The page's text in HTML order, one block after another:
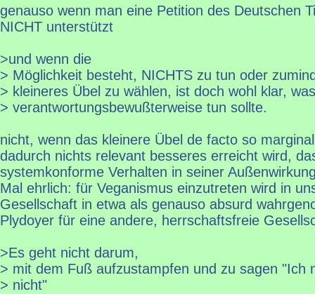
genauso wenn man eine Petition des Deutschen
NICHT unterstützt
>und wenn die
> Möglichkeit besteht, NICHTS zu tun oder
> kleineres Übel zu wählen, ist doch wohl klar,
> verantwortungsbewußterweise tun sollte.
nicht, wenn das kleinere Übel de facto so
dadurch nichts relevant besseres erreicht wird,
systemkonforme Verhalten in seiner
Mal ehrlich: für Veganismus einzutreten wird in
Gesellschaft in etwa als genauso absurd
Plydoyer für eine andere, herrschaftsfreie
>Es geht nicht darum,
> mit dem Fuß aufzustampfen und zu sagen "Ich
> nicht"